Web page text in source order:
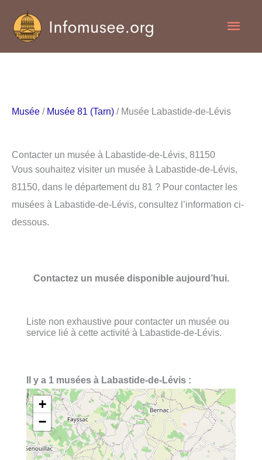
contenu
Musée / Musée 81 (Tarn) / Musée Labastide-de-Lévis
Contacter un musée à Labastide-de-Lévis, 81150
Vous souhaitez visiter un musée à Labastide-de-Lévis,
81150, dans le département du 81 ? Pour contacter les
musées à Labastide-de-Lévis, consultez l’information ci-
dessous.
Contactez un musée disponible aujourd’hui.
Liste non exhaustive pour contacter un musée ou
service lié à cette activité à Labastide-de-Lévis.
Il y a 1 musées à Labastide-de-Lévis :
+
−